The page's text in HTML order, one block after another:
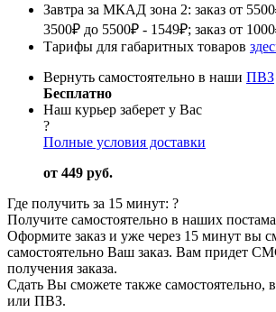
Завтра за МКАД зона 2: заказ от
3500₽ до 5500₽ - 1549₽; заказ от
Тарифы для габаритных товаров
Вернуть самостоятельно в наши ПВЗ
Бесплатно
Наш курьер заберет у Вас
?
Полные условия доставки
от 449 руб.
Где получить за 15 минут: ?
Получите самостоятельно в наших
Оформите заказ и уже через 15 минут вы
самостоятельно Ваш заказ. Вам придет
получения заказа.
Сдать Вы сможете также самостоятельно,
или ПВЗ.